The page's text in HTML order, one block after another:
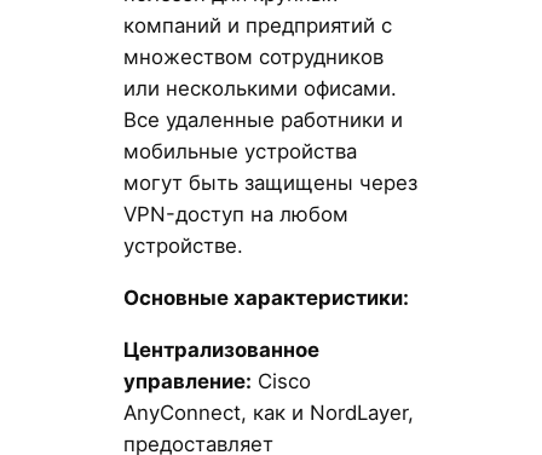
компаний и предприятий с
множеством сотрудников
или несколькими офисами.
Все удаленные работники и
мобильные устройства
могут быть защищены через
VPN-доступ на любом
устройстве.
Основные характеристики:
Централизованное
управление: Cisco
AnyConnect, как и NordLayer,
предоставляет